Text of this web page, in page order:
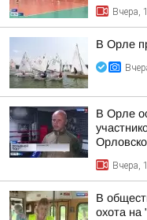
Вчера,
В Орле
В Орле
Вчера,
В
охота на